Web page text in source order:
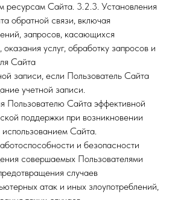
ресурсам Сайта. 3.2.3. Установления
обратной связи, включая
запросов, касающихся
услуг, обработку запросов и
Сайта
записи, если Пользователь Сайта
учетной записи.
Пользователю Сайта эффективной
поддержки при возникновении
Сайта.
и безопасности
совершаемых Пользователями
случаев
атак и иных злоупотреблений,